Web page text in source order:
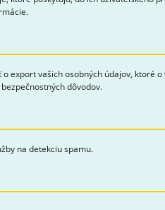
vašich osobných údajov,
dôvodov.
na detekciu spamu.